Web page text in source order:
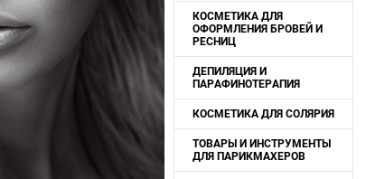
КОСМЕТИКА ДЛЯ
ОФОРМЛЕНИЯ БРОВЕЙ И
РЕСНИЦ
ДЕПИЛЯЦИЯ И
ПАРАФИНОТЕРАПИЯ
КОСМЕТИКА ДЛЯ СОЛЯРИЯ
ТОВАРЫ И ИНСТРУМЕНТЫ
ДЛЯ ПАРИКМАХЕРОВ